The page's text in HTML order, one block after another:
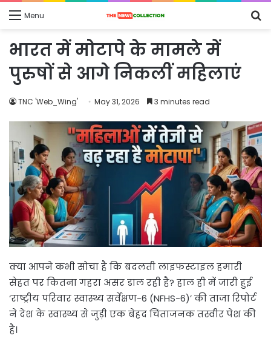
Menu
भारत में मोटापे के मामले में
पुरुषों से आगे निकलीं महिलाएं
TNC 'Web_Wing' May 31, 2026 3 minutes read
क्या आपने कभी सोचा है कि बदलती लाइफस्टाइल हमारी
सेहत पर कितना गहरा असर डाल रही है? हाल ही में जारी हुई
‘राष्ट्रीय परिवार स्वास्थ्य सर्वेक्षण-6 (NFHS-6)’ की ताजा रिपोर्ट
ने देश के स्वास्थ्य से जुड़ी एक बेहद चिंताजनक तस्वीर पेश की
है।